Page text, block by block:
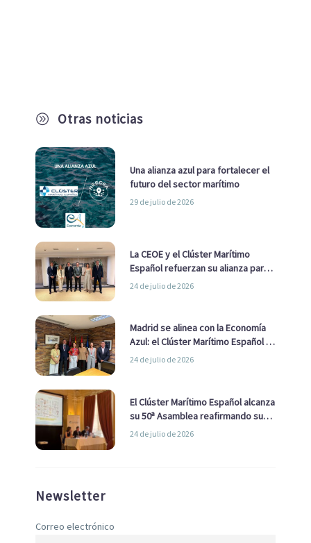
A Otras noticias
Una alianza azul para fortalecer el
futuro del sector marítimo
29 de julio de 2026
La CEOE y el Clúster Marítimo
Español refuerzan su alianza para
impulsar una estrategia Nacional
24 de julio de 2026
Madrid se alinea con la Economía
Azul: el Clúster Marítimo Español y
la Real Liga Naval avanzan alianzas
24 de julio de 2026
El Clúster Marítimo Español alcanza
su 50ª Asamblea reafirmando su
liderazgo en la Economía Azul
24 de julio de 2026
Newsletter
Correo electrónico